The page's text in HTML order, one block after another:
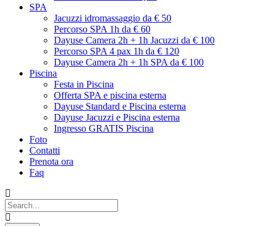
SPA
Jacuzzi idromassaggio da € 50
Percorso SPA 1h da € 60
Dayuse Camera 2h + 1h Jacuzzi da € 100
Percorso SPA 4 pax 1h da € 120
Dayuse Camera 2h + 1h SPA da € 100
Piscina
Festa in Piscina
Offerta SPA e piscina esterna
Dayuse Standard e Piscina esterna
Dayuse Jacuzzi e Piscina esterna
Ingresso GRATIS Piscina
Foto
Contatti
Prenota ora
Faq